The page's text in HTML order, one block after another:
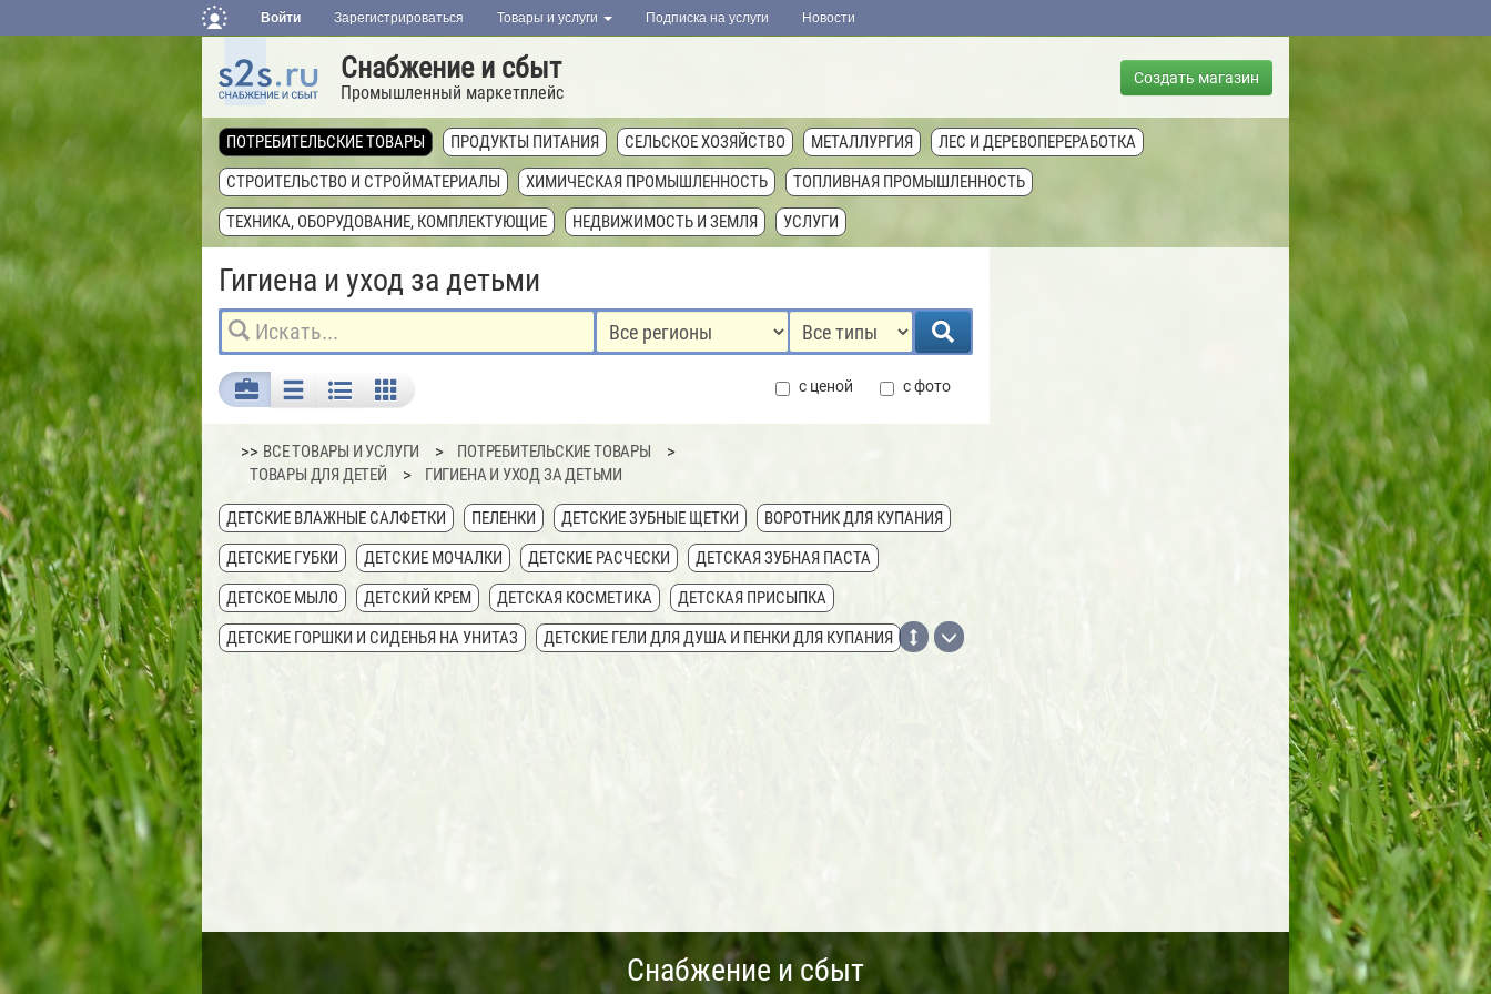
Войти Зарегистрироваться Товары и услуги Подписка на услуги Новости
Снабжение и сбыт
Промышленный маркетплейс
Создать магазин
ПОТРЕБИТЕЛЬСКИЕ ТОВАРЫ ПРОДУКТЫ ПИТАНИЯ СЕЛЬСКОЕ ХОЗЯЙСТВО МЕТАЛЛУРГИЯ
ЛЕС И ДЕРЕВОПЕРЕРАБОТКА
СТРОИТЕЛЬСТВО И СТРОЙМАТЕРИАЛЫ
ХИМИЧЕСКАЯ ПРОМЫШЛЕННОСТЬ
ТОПЛИВНАЯ ПРОМЫШЛЕННОСТЬ
ТЕХНИКА, ОБОРУДОВАНИЕ, КОМПЛЕКТУЮЩИЕ
НЕДВИЖИМОСТЬ И ЗЕМЛЯ УСЛУГИ
Гигиена и уход за детьми
с ценой с фото
>>ВСЕ ТОВАРЫ И УСЛУГИ
ПОТРЕБИТЕЛЬСКИЕ ТОВАРЫ
ТОВАРЫ ДЛЯ ДЕТЕЙ
ГИГИЕНА И УХОД ЗА ДЕТЬМИ
ДЕТСКИЕ ВЛАЖНЫЕ САЛФЕТКИ ПЕЛЕНКИ ДЕТСКИЕ ЗУБНЫЕ ЩЕТКИ
ВОРОТНИК ДЛЯ КУПАНИЯ
ДЕТСКИЕ ГУБКИ
ДЕТСКИЕ МОЧАЛКИ ДЕТСКИЕ РАСЧЕСКИ
ДЕТСКАЯ ЗУБНАЯ ПАСТА
ДЕТСКОЕ МЫЛО
ДЕТСКИЙ КРЕМ ДЕТСКАЯ КОСМЕТИКА
ДЕТСКАЯ ПРИСЫПКА
ДЕТСКИЕ ГОРШКИ И СИДЕНЬЯ НА УНИТАЗ
ДЕТСКИЕ ГЕЛИ ДЛЯ ДУША И ПЕНКИ ДЛЯ КУПАНИЯ
Снабжение и сбыт